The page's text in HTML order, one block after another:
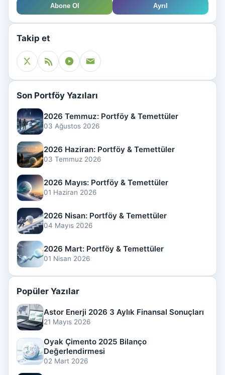
Abone Ol Ayrıl
Takip et
Son Portföy Yazıları
2026 Temmuz: Portföy & Temettüler
03 Ağustos 2026
2026 Haziran: Portföy & Temettüler
03 Temmuz 2026
2026 Mayıs: Portföy & Temettüler
01 Haziran 2026
2026 Nisan: Portföy & Temettüler
04 Mayıs 2026
2026 Mart: Portföy & Temettüler
01 Nisan 2026
Popüler Yazılar
Astor Enerji 2026 3 Aylık Finansal Sonuçları
21 Mayıs 2026
Oyak Çimento 2025 Bilanço
Değerlendirmesi
02 Mart 2026